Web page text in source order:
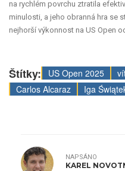
na rychlém povrchu ztratila
minulosti, a jeho obranná hra se
nejhorší výkonnost na US Open
Štítky: US Open 2025
Carlos Alcaraz
Iga
NAPSÁNO
KAREL